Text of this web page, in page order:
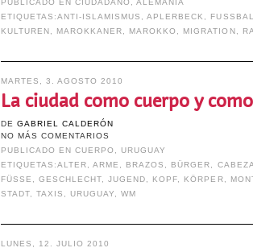
PUBLICADO EN CIUDADANO ,ALEMANIA
ETIQUETAS:ANTI-ISLAMISMUS ,APLERBECK FUSSBALL
KULTUREN
MAROKKANER MAROKKO MIGRATION
MARTES, 3. AGOSTO 2010
La ciudad como cuerpo y
DE GABRIEL CALDERÓN
NO MÁS COMENTARIOS
PUBLICADO EN CUERPO ,URUGUAY
ETIQUETAS:ALTER ARME BRAZOS BÜRGER CABEZA
FÜSSE
GESCHLECHT, JUGEND KOPF KÖRPER
STADT, TAXIS URUGUAY ,WM
LUNES, 12. JULIO 2010